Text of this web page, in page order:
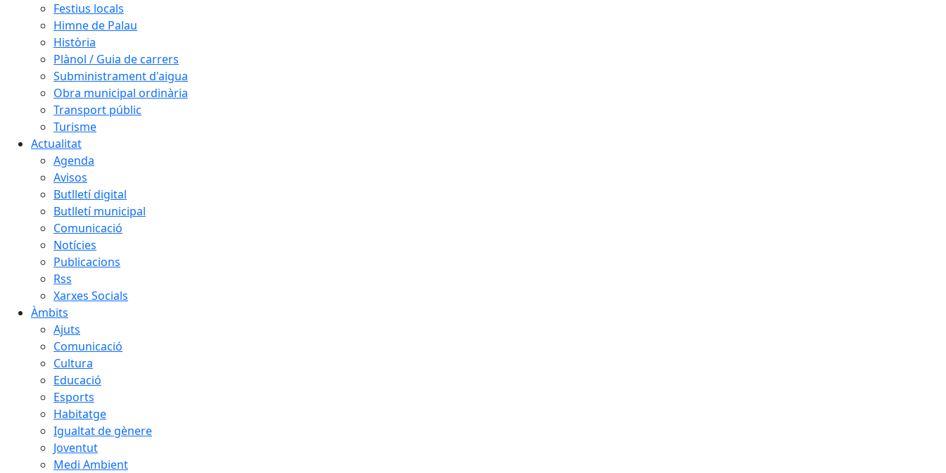
Festius locals
Himne de Palau
Història
Plànol / Guia de carrers
Subministrament d'aigua
Obra municipal ordinària
Transport públic
Turisme
Actualitat
Agenda
Avisos
Butlletí digital
Butlletí municipal
Comunicació
Notícies
Publicacions
Rss
Xarxes Socials
Àmbits
Ajuts
Comunicació
Cultura
Educació
Esports
Habitatge
Igualtat de gènere
Joventut
Medi Ambient